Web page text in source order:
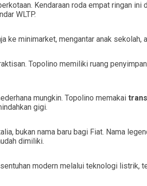
Kendaraan roda empat ringan ini
WLTP.
ke minimarket, mengantar anak
Topolino memiliki ruang
mungkin. Topolino memakai
gigi.
bukan nama baru bagi Fiat. Nama
dimiliki.
modern melalui teknologi listrik,